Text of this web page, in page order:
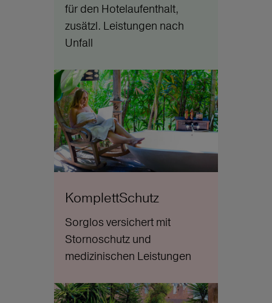
für den Hotelaufenthalt,
zusätzl. Leistungen nach
Unfall
KomplettSchutz
Sorglos versichert mit
Stornoschutz und
medizinischen Leistungen